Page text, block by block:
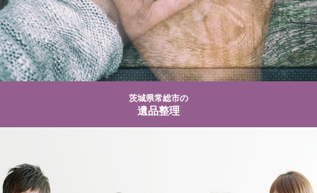
茨城県常総市の
遺品整理